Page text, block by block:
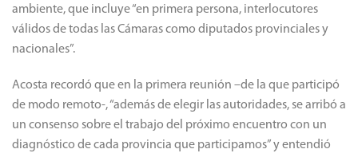
ambiente, que incluye “en primera persona, interlocutores
válidos de todas las Cámaras como diputados provinciales y
nacionales”.
Acosta recordó que en la primera reunión –de la que participó
de modo remoto-, “además de elegir las autoridades, se arribó a
un consenso sobre el trabajo del próximo encuentro con un
diagnóstico de cada provincia que participamos” y entendió